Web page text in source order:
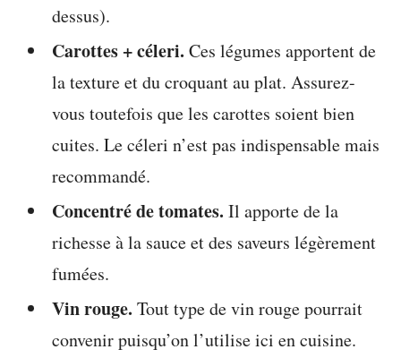
dessus).
Carottes + céleri. Ces légumes apportent de
la texture et du croquant au plat. Assurez-
vous toutefois que les carottes soient bien
cuites. Le céleri n’est pas indispensable mais
recommandé.
Concentré de tomates. Il apporte de la
richesse à la sauce et des saveurs légèrement
fumées.
Vin rouge. Tout type de vin rouge pourrait
convenir puisqu’on l’utilise ici en cuisine.